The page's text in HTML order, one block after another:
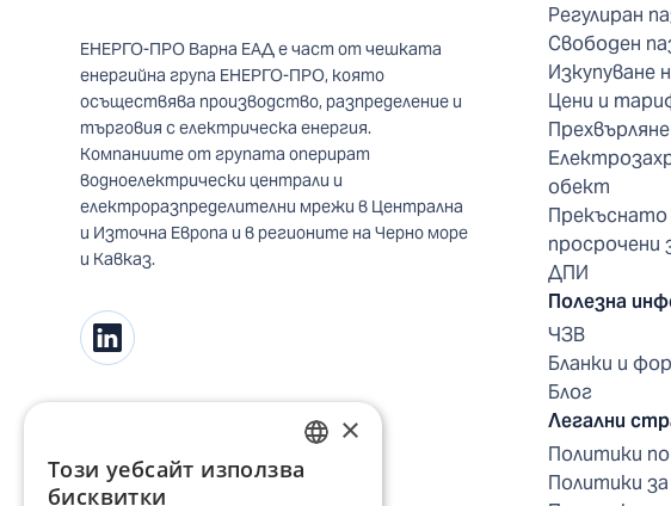
ЕНЕРГО-ПРО Варна ЕАД е част от чешката
енергийна група ЕНЕРГО-ПРО, която
осъществява производство, разпределение и
търговия с електрическа енергия.
Компаниите от групата оперират
водноелектрически централи и
електроразпределителни мрежи в Централна
и Източна Европа и в регионите на Черно море
и Кавказ.
Регулиран
Свободен
Изкупуване
Цени и
обект
Прекъснато
просрочени
ДПИ
Полезна
ЧЗВ
Бланки и
Блог
Легални
Политики
Политики
BULGARIAN
×
Този уебсайт използва
бисквитки